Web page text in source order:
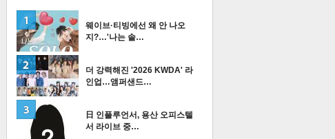
웨이브·티빙에선 왜 안 나오
지?…'나는 솔…
더 강력해진 '2026 KWDA' 라
인업…앰퍼샌드…
日 인플루언서, 용산 오피스텔
서 라이브 중…